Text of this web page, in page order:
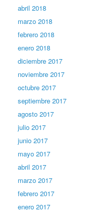
abril 2018
marzo 2018
febrero 2018
enero 2018
diciembre 2017
noviembre 2017
octubre 2017
septiembre 2017
agosto 2017
julio 2017
junio 2017
mayo 2017
abril 2017
marzo 2017
febrero 2017
enero 2017